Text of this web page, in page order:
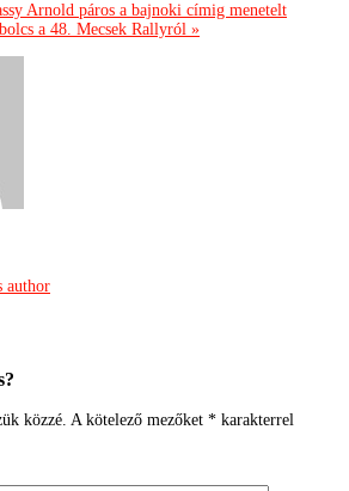
Arnold páros a bajnoki címig menetelt
a 48. Mecsek Rallyról »
author
közzé. A kötelező mezőket * karakterrel